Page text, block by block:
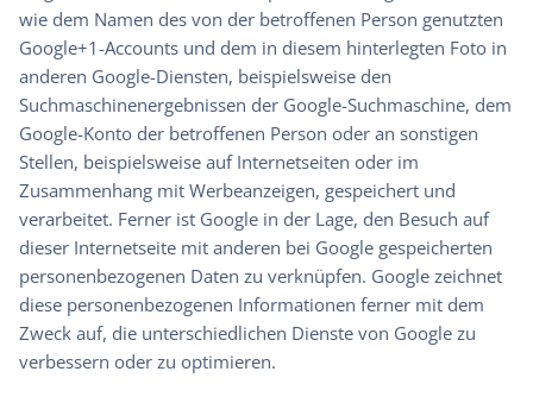
wie dem Namen des von der betroffenen Person genutzten
Google+1-Accounts und dem in diesem hinterlegten Foto in
anderen Google-Diensten, beispielsweise den
Suchmaschinenergebnissen der Google-Suchmaschine, dem
Google-Konto der betroffenen Person oder an sonstigen
Stellen, beispielsweise auf Internetseiten oder im
Zusammenhang mit Werbeanzeigen, gespeichert und
verarbeitet. Ferner ist Google in der Lage, den Besuch auf
dieser Internetseite mit anderen bei Google gespeicherten
personenbezogenen Daten zu verknüpfen. Google zeichnet
diese personenbezogenen Informationen ferner mit dem
Zweck auf, die unterschiedlichen Dienste von Google zu
verbessern oder zu optimieren.